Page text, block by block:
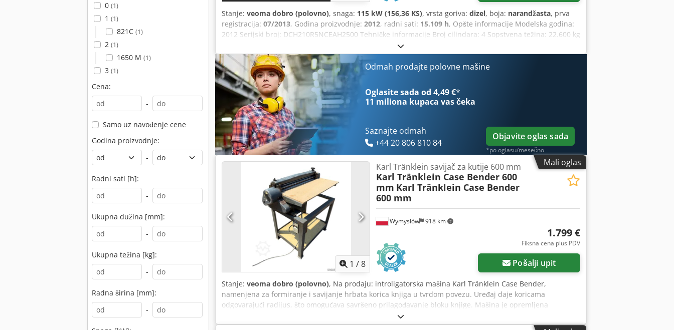
0 (1)
1 (1)
821C (1)
2 (1)
1650 M (1)
3 (1)
Cena:
-
Samo uz navođenje cene
Godina proizvodnje:
-
Radni sati [h]:
-
Ukupna dužina [mm]:
-
Ukupna težina [kg]:
-
Radna širina [mm]:
-
Stanje: veoma dobro (polovno), snaga: 115 kW (156,36 KS), vrsta goriva: dizel, boja: narandžasta, prva
registracija: 07/2013, Godina proizvodnje: 2012, radni sati: 15.109 h, Opšte informacije Modelska godina:
2012 Serijski broj: DCH210R5NCEAH2500 Tehničke informacije Broj cilindara: 4 Sopstvena težina: 22.600 kg
Dodpfx Aljy En Nds Djkr Funkcionalno Radna širina: 300 cm CE oznaka: da Stanje Tehničko stanje: veoma
dobro Vizuelno stanje: veoma dobro Finansijske informacije Cena: Na upit Garancija Garancija: Iz prve
ruke, kompletno servisna evidencija, odmah spremna za rad! - 80% stanja guseničnog podvozja -
Uključuje 3 kašike: 1300 mm, 450 mm i 2000 mm kašika za čišćenje kanala - Opcionalno sa TOPCON 3D-
SISTEMOM iz 2021.
Odmah prodajte polovne mašine
Oglasite sada od 4,49 €*
11 miliona kupaca vas čeka
Saznajte odmah
+44 20 806 810 84
Objavite oglas sada
*po oglasu/mesečno
Mali oglas
1 /8
Wymysłów 918 km
Karl Tränklein savijač za kutije 600 mm
Karl Tränklein Case Bender 600
mm Karl Tränklein Case Bender
600 mm
1.799 €
Fiksna cena plus PDV
Pošalji upit
Stanje: veoma dobro (polovno), Na prodaju: introligatorska mašina Karl Tränklein Case Bender,
namenjena za formiranje i savijanje hrbata korica knjiga u tvrdom povezu. Uređaj daje koricama
odgovarajući radijus, što omogućava savršeno prilagođavanje bloku knjige. Mašina je opremljena
podesivim valjcima koji omogućavaju prilagođavanje različitim debljinama korica. Čvrsta, livena
konstrukcija obezbeđuje visoku preciznost i dugovečnost. Tehnički podaci: Proizvođač: Karl Tränklein Tip: